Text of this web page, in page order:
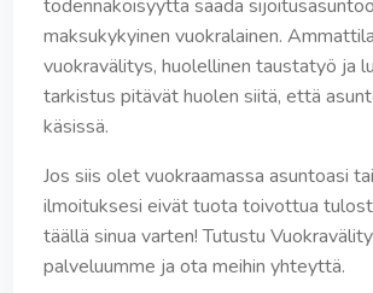
todennäköisyyttä saada
maksukykyinen vuokralainen.
vuokravälitys, huolellinen taustatyö ja
tarkistus pitävät huolen siitä, että
käsissä.
Jos siis olet vuokraamassa asuntoasi
ilmoituksesi eivät tuota toivottua
täällä sinua varten! Tutustu
palveluumme ja ota meihin yhteyttä.